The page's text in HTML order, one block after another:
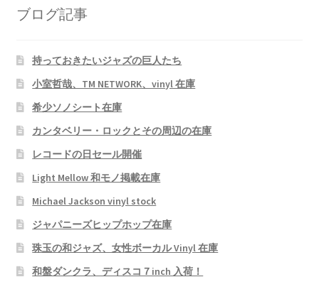
ブログ記事
持っておきたいジャズの巨人たち
小室哲哉、TM NETWORK、vinyl 在庫
希少ソノシート在庫
カンタベリー・ロックとその周辺の在庫
レコードの日セール開催
Light Mellow 和モノ掲載在庫
Michael Jackson vinyl stock
ジャパニーズヒップホップ在庫
珠玉の和ジャズ、女性ボーカル Vinyl 在庫
和盤ダンクラ、ディスコ７inch 入荷！